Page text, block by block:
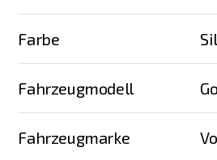
Farbe
Fahrzeugmodell
Fahrzeugmarke